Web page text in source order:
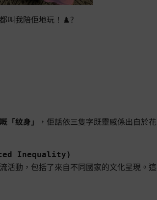
叫我陪佢地玩！♟️?
「紋身」 ，佢話依三隻字既靈感係出自於
Inequality)
活動，包括了來自不同國家的文化呈現。